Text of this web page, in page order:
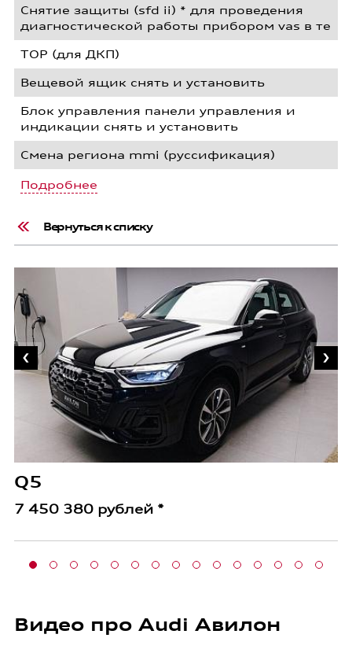
Снятие защиты (sfd ii) * для проведения
диагностической работы прибором vas в те
TOP (для ДКП)
Вещевой ящик снять и установить
Блок управления панели управления и
индикации снять и установить
Смена региона mmi (руссификация)
Подробнее
Вернуться к списку
Q5
7 450 380 рублей *
Видео про Audi Авилон